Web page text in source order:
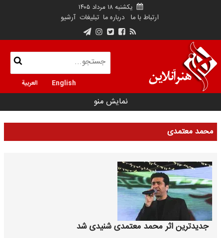
یکشنبه ۱۸ مرداد ۱۴۰۵
ارتباط با ما درباره ما تبلیغات آرشیو
English العربية
نمایش منو
محمد معتمدی
جدیدترین اثر محمد معتمدی شنیدی شد